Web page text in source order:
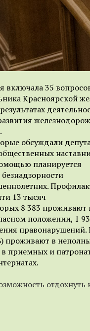
включала 35
Красноярской
обсуждали
планируется
13 тысяч
8 383 проживают
положении, 1
проживают в
приемных и
отдохнуть